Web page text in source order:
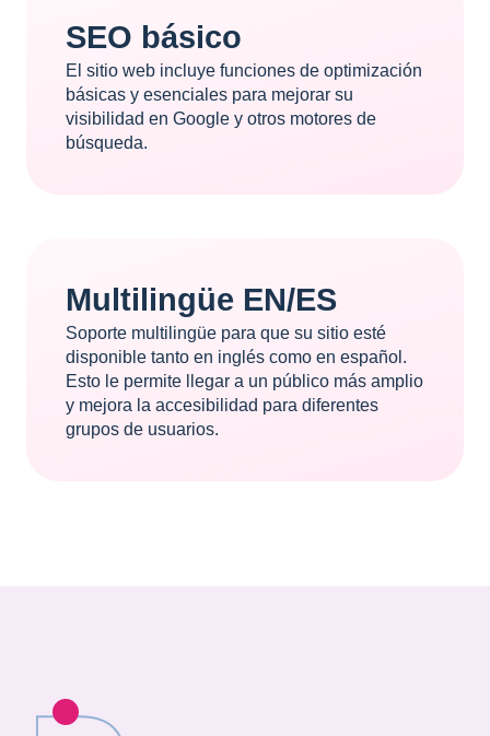
SEO básico
El sitio web incluye funciones de optimización
básicas y esenciales para mejorar su
visibilidad en Google y otros motores de
búsqueda.
Multilingüe EN/ES
Soporte multilingüe para que su sitio esté
disponible tanto en inglés como en español.
Esto le permite llegar a un público más amplio
y mejora la accesibilidad para diferentes
grupos de usuarios.